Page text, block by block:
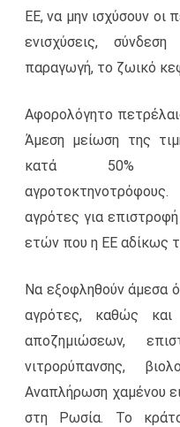
ΕΕ, να μην ισχύσουν οι
ενισχύσεις,
παραγωγή, το ζωικό
Αφορολόγητο
Άμεση μείωση της
κατά 50%
αγρότες για
ετών που η ΕΕ αδίκως
Να εξοφληθούν άμεσα
αγρότες, καθώς και
αποζημιώσεων,
νιτρορύπανσης,
Αναπλήρωση χαμένου
στη Ρωσία. Το